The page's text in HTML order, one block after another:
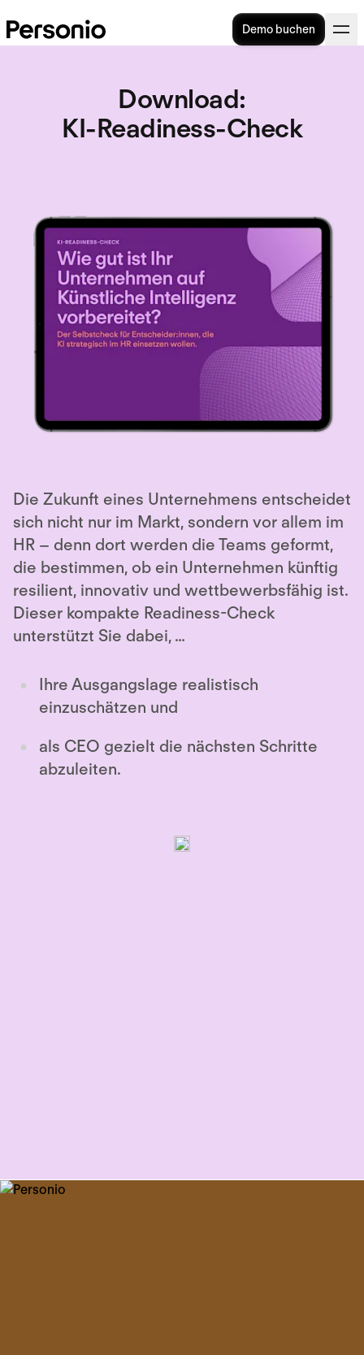
Demo buchen
Download:
KI-Readiness-Check
Die Zukunft eines Unternehmens entscheidet
sich nicht nur im Markt, sondern vor allem im
HR – denn dort werden die Teams geformt,
die bestimmen, ob ein Unternehmen künftig
resilient, innovativ und wettbewerbsfähig ist.
Dieser kompakte Readiness-Check
unterstützt Sie dabei, …
Ihre Ausgangslage realistisch
einzuschätzen und
als CEO gezielt die nächsten Schritte
abzuleiten.